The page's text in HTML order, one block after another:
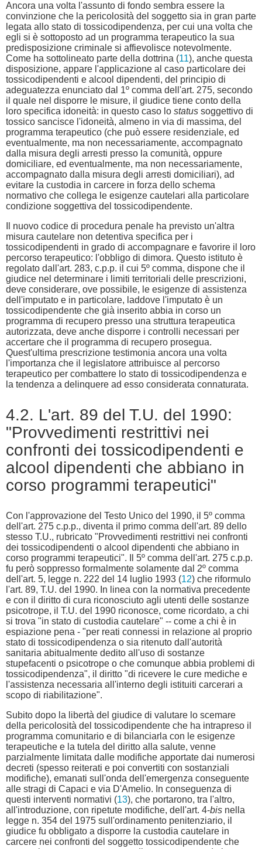
Ancora una volta l'assunto di fondo sembra essere la
convinzione che la pericolosità del soggetto sia in gran parte
legata allo stato di tossicodipendenza, per cui una volta che
egli si è sottoposto ad un programma terapeutico la sua
predisposizione criminale si affievolisce notevolmente.
Come ha sottolineato parte della dottrina (11), anche questa
disposizione, appare l'applicazione al caso particolare dei
tossicodipendenti e alcool dipendenti, del principio di
adeguatezza enunciato dal 1º comma dell'art. 275, secondo
il quale nel disporre le misure, il giudice tiene conto della
loro specifica idoneità: in questo caso lo status soggettivo di
tossico sancisce l'idoneità, almeno in via di massima, del
programma terapeutico (che può essere residenziale, ed
eventualmente, ma non necessariamente, accompagnato
dalla misura degli arresti presso la comunità, oppure
domiciliare, ed eventualmente, ma non necessariamente,
accompagnato dalla misura degli arresti domiciliari), ad
evitare la custodia in carcere in forza dello schema
normativo che collega le esigenze cautelari alla particolare
condizione soggettiva del tossicodipendente.
Il nuovo codice di procedura penale ha previsto un'altra
misura cautelare non detentiva specifica per i
tossicodipendenti in grado di accompagnare e favorire il loro
percorso terapeutico: l'obbligo di dimora. Questo istituto è
regolato dall'art. 283, c.p.p. il cui 5º comma, dispone che il
giudice nel determinare i limiti territoriali delle prescrizioni,
deve considerare, ove possibile, le esigenze di assistenza
dell'imputato e in particolare, laddove l'imputato è un
tossicodipendente che già inserito abbia in corso un
programma di recupero presso una struttura terapeutica
autorizzata, deve anche disporre i controlli necessari per
accertare che il programma di recupero prosegua.
Quest'ultima prescrizione testimonia ancora una volta
l'importanza che il legislatore attribuisce al percorso
terapeutico per combattere lo stato di tossicodipendenza e
la tendenza a delinquere ad esso considerata connaturata.
4.2. L'art. 89 del T.U. del 1990:
"Provvedimenti restrittivi nei
confronti dei tossicodipendenti e
alcool dipendenti che abbiano in
corso programmi terapeutici"
Con l'approvazione del Testo Unico del 1990, il 5º comma
dell'art. 275 c.p.p., diventa il primo comma dell'art. 89 dello
stesso T.U., rubricato "Provvedimenti restrittivi nei confronti
dei tossicodipendenti o alcool dipendenti che abbiano in
corso programmi terapeutici". Il 5º comma dell'art. 275 c.p.p.
fu però soppresso formalmente solamente dal 2º comma
dell'art. 5, legge n. 222 del 14 luglio 1993 (12) che riformulo
l'art. 89, T.U. del 1990. In linea con la normativa precedente
e con il diritto di cura riconosciuto agli utenti delle sostanze
psicotrope, il T.U. del 1990 riconosce, come ricordato, a chi
si trova "in stato di custodia cautelare" -- come a chi è in
espiazione pena - "per reati connessi in relazione al proprio
stato di tossicodipendenza o sia ritenuto dall'autorità
sanitaria abitualmente dedito all'uso di sostanze
stupefacenti o psicotrope o che comunque abbia problemi di
tossicodipendenza", il diritto "di ricevere le cure mediche e
l'assistenza necessaria all'interno degli istituiti carcerari a
scopo di riabilitazione".
Subito dopo la libertà del giudice di valutare lo scemare
della pericolosità del tossicodipendente che ha intrapreso il
programma comunitario e di bilanciarla con le esigenze
terapeutiche e la tutela del diritto alla salute, venne
parzialmente limitata dalle modifiche apportate dai numerosi
decreti (spesso reiterati e poi convertiti con sostanziali
modifiche), emanati sull'onda dell'emergenza conseguente
alle stragi di Capaci e via D'Amelio. In conseguenza di
questi interventi normativi (13), che portarono, tra l'altro,
all'introduzione, con ripetute modifiche, dell'art. 4-bis nella
legge n. 354 del 1975 sull'ordinamento penitenziario, il
giudice fu obbligato a disporre la custodia cautelare in
carcere nei confronti del soggetto tossicodipendente che